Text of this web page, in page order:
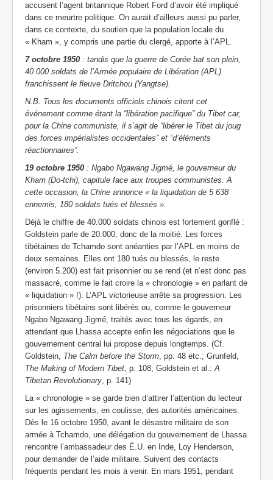
accusent l’agent britannique Robert Ford d’avoir été impliqué
dans ce meurtre politique. On aurait d’ailleurs aussi pu parler,
dans ce contexte, du soutien que la population locale du
« Kham », y compris une partie du clergé, apporte à l’APL.
7 octobre 1950 : tandis que la guerre de Corée bat son plein,
40 000 soldats de l’Armée populaire de Libération (APL)
franchissent le fleuve Dritchou (Yangtse).
N.B. Tous les documents officiels chinois citent cet
événement comme étant la “libération pacifique” du Tibet car,
pour la Chine communiste, il s’agit de “libérer le Tibet du joug
des forces impérialistes occidentales” et “d’éléments
réactionnaires”.
19 octobre 1950 : Ngabo Ngawang Jigmé, le gouverneur du
Kham (Do-tchi), capitule face aux troupes communistes. A
cette occasion, la Chine annonce « la liquidation de 5 638
ennemis, 180 soldats tués et blessés ».
Déjà le chiffre de 40.000 soldats chinois est fortement gonflé :
Goldstein parle de 20.000, donc de la moitié. Les forces
tibétaines de Tchamdo sont anéanties par l’APL en moins de
deux semaines. Elles ont 180 tués ou blessés, le reste
(environ 5.200) est fait prisonnier ou se rend (et n’est donc pas
massacré, comme le fait croire la « chronologie » en parlant de
« liquidation » !). L’APL victorieuse arrête sa progression. Les
prisonniers tibétains sont libérés ou, comme le gouverneur
Ngabo Ngawang Jigmé, traités avec tous les égards, en
attendant que Lhassa accepte enfin les négociations que le
gouvernement central lui propose depuis longtemps. (Cf.
Goldstein, The Calm before the Storm, pp. 48 etc.; Grunfeld,
The Making of Modern Tibet, p. 108; Goldstein et al.:A
Tibetan Revolutionary, p. 141)
La « chronologie » se garde bien d’attirer l’attention du lecteur
sur les agissements, en coulisse, des autorités américaines.
Dès le 16 octobre 1950, avant le désastre militaire de son
armée à Tchamdo, une délégation du gouvernement de Lhassa
rencontre l’ambassadeur des É.U. en Inde, Loy Henderson,
pour demander de l’aide militaire. Suivent des contacts
fréquents pendant les mois à venir. En mars 1951, pendant